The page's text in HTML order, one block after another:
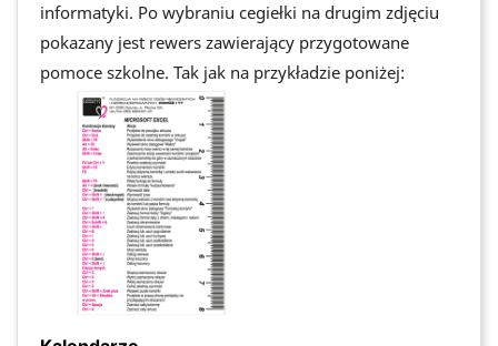
informatyki. Po wybraniu cegiełki na drugim zdjęciu
pokazany jest rewers zawierający przygotowane
pomoce szkolne. Tak jak na przykładzie poniżej: